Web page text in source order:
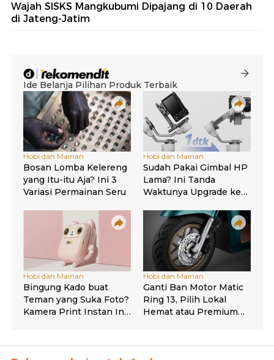
Wajah SISKS Mangkubumi Dipajang di 10 Daerah
di Jateng-Jatim